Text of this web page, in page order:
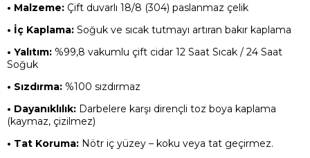
• Malzeme: Çift duvarlı 18/8 (304) paslanmaz çelik
• İç Kaplama: Soğuk ve sıcak tutmayı artıran bakır kaplama
• Yalıtım: %99,8 vakumlu çift cidar 12 Saat Sıcak / 24 Saat
Soğuk
• Sızdırma: %100 sızdırmaz
• Dayanıklılık: Darbelere karşı dirençli toz boya kaplama
(kaymaz, çizilmez)
• Tat Koruma: Nötr iç yüzey – koku veya tat geçirmez.